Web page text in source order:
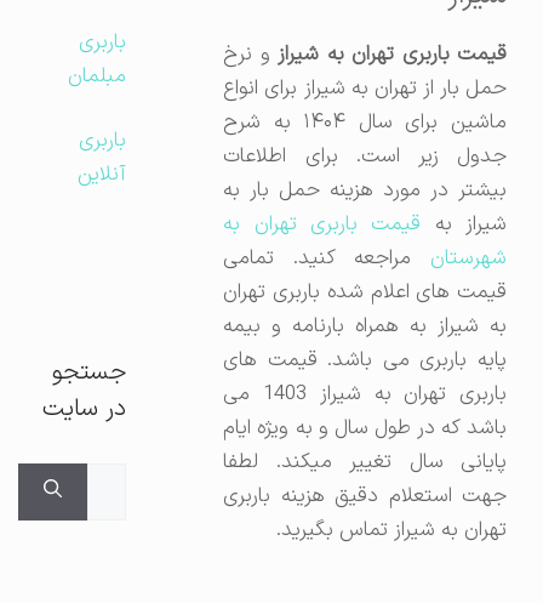
قیمت باربری تهران به شیرازو نرخ
حمل بار از تهران به شیراز برای انواع
ماشین برای سال ۱۴۰۴ به شرح
جدول زیر است. برای اطلاعات
بیشتر در مورد هزینه حمل بار به
شیراز به قیمت باربری تهران به
شهرستانمراجعه کنید. تمامی
قیمت های اعلام شده باربری تهران
به شیراز به همراه بارنامه و بیمه
پایه باربری می باشد. قیمت های
باربری تهران به شیراز 1403 می
باشد که در طول سال و به ویژه ایام
پایانی سال تغییر میکند. لطفا
جهت استعلام دقیق هزینه باربری
تهران به شیراز تماس بگیرید.
باربری
مبلمان
باربری
آنلاین
جستجو
در سایت